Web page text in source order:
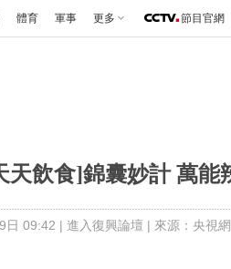
體育 軍事 更多 節目官網
天飲食]錦囊妙計 萬能
日 09:42 | 進入復興論壇 | 來源：央視